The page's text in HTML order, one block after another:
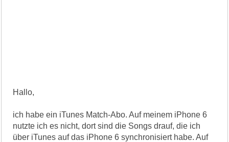
Hallo,
ich habe ein iTunes Match-Abo. Auf meinem iPhone 6
nutzte ich es nicht, dort sind die Songs drauf, die ich
über iTunes auf das iPhone 6 synchronisiert habe. Auf